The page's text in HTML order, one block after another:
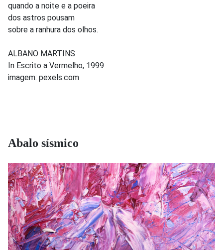
quando a noite e a poeira
dos astros pousam
sobre a ranhura dos olhos.
ALBANO MARTINS
In Escrito a Vermelho, 1999
imagem: pexels.com
Abalo sísmico